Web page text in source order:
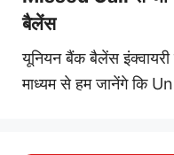
बैलेंस
यूनियन बैंक बैलेंस
माध्यम से हम जानेंगे कि